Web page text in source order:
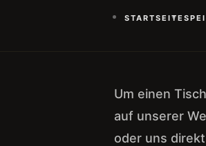
STARTSEITE
Um einen
auf unserer
oder uns